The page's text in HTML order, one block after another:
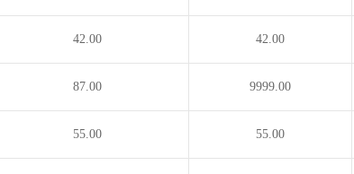
42.00 42.00
87.00 9999.00
55.00 55.00